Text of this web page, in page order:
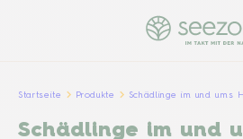
Startseite Produkte Schädlinge im und ums
Schädlinge im und